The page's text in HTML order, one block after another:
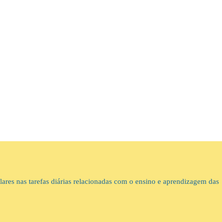
nas tarefas diárias relacionadas com o ensino e aprendizagem das